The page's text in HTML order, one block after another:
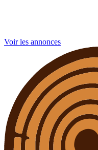
Voir les annonces